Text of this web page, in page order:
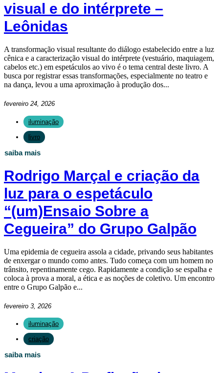
visual e do intérprete –
Leônidas
A transformação visual resultante do diálogo estabelecido entre a luz
cênica e a caracterização visual do intérprete (vestuário, maquiagem,
cabelos etc.) em espetáculos ao vivo é o tema central deste livro. A
busca por registrar essas transformações, especialmente no teatro e
na dança, levou a uma aproximação à produção dos...
fevereiro 24, 2026
iluminação
livro
saiba mais
Rodrigo Marçal e criação da
luz para o espetáculo
“(um)Ensaio Sobre a
Cegueira” do Grupo Galpão
Uma epidemia de cegueira assola a cidade, privando seus habitantes
de enxergar o mundo como antes. Tudo começa com um homem no
trânsito, repentinamente cego. Rapidamente a condição se espalha e
coloca à prova a moral, a ética e as noções de coletivo. Um encontro
entre o Grupo Galpão e...
fevereiro 3, 2026
iluminação
criação
saiba mais